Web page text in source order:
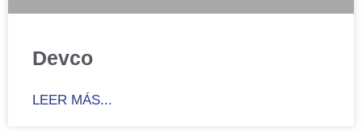
Devco
LEER MÁS...